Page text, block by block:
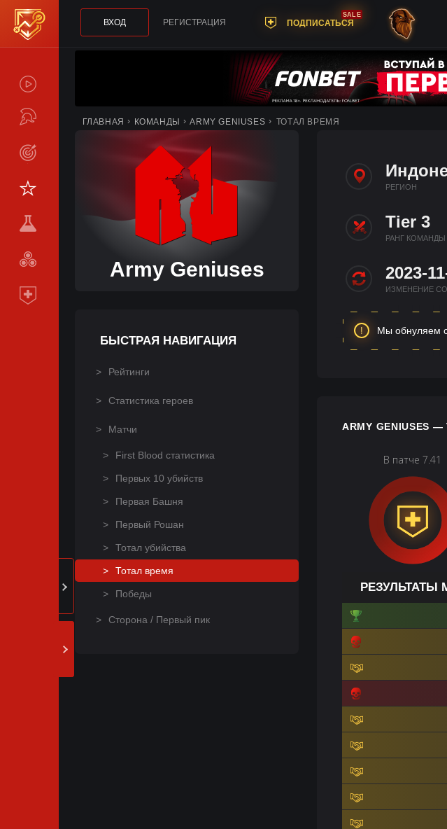
ТУРНИРЫ
LIVE
СТАТИСТИКА
КОМАНДЫ
СРАВНИТЬ
ВХОД РЕГИСТРАЦИЯ ПОДПИСАТЬСЯ
SALE
ГЛАВНАЯ КОМАНДЫ ARMY GENIUSES ТОТАЛ ВРЕМЯ
Army Geniuses
БЫСТРАЯ НАВИГАЦИЯ
Рейтинги
Статистика героев
Матчи
First Blood статистика
Первых 10 убийств
Первая Башня
Первый Рошан
Тотал убийства
Тотал время
Победы
Сторона / Первый пик
РЕГИОН
Tier 3
РАНГ КОМАНДЫ
2023-
ИЗМЕНЕНИЕ
Мы обнуляем
ARMY
В патче 7.41
РЕЗУЛЬТАТЫ